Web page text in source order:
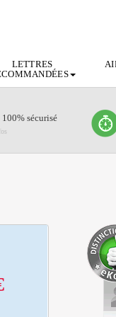
LETTRES
100% sécurisé